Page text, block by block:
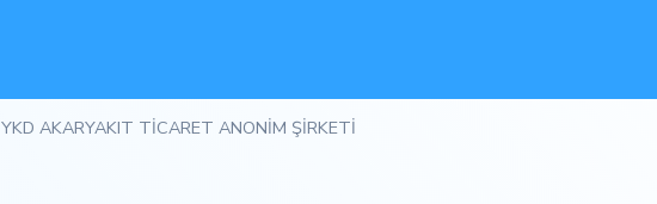
YKD AKARYAKIT TİCARET ANONİM ŞİRKETİ